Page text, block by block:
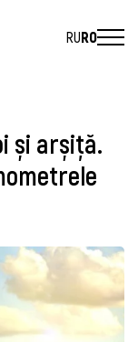
RURO
și arșiță.